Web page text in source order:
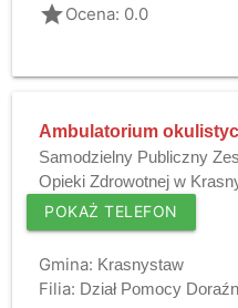
gradeOcena: 0.0
Ambulatorium
Samodzielny Publiczny
Opieki Zdrowotnej w
POKAŻ TELEFON
Gmina: Krasnystaw
Filia: Dział Pomocy